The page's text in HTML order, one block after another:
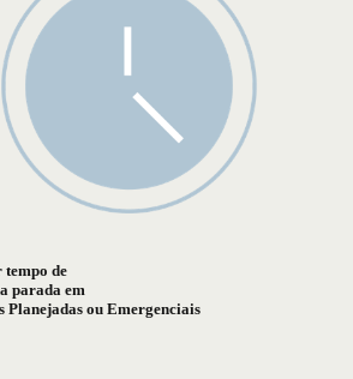
tempo de
parada em
Planejadas ou Emergenciais